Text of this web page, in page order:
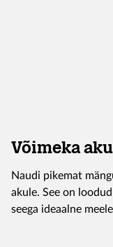
Võimeka
Naudi pikemat
akule. See on
seega ideaalne